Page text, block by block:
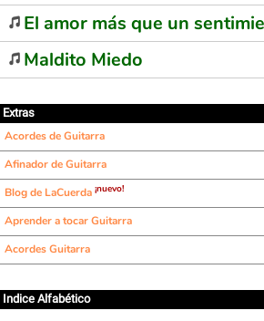
El amor más que un
Maldito Miedo
Extras
Acordes de Guitarra
Afinador de Guitarra
Blog de LaCuerda ¡nuevo!
Aprender a tocar Guitarra
Acordes Guitarra
Indice Alfabético